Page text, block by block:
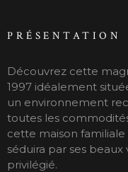
PRÉSENTATION
Découvrez cette
1997 idéalement
un environnement
toutes les
cette maison familiale
séduira par ses
privilégié.